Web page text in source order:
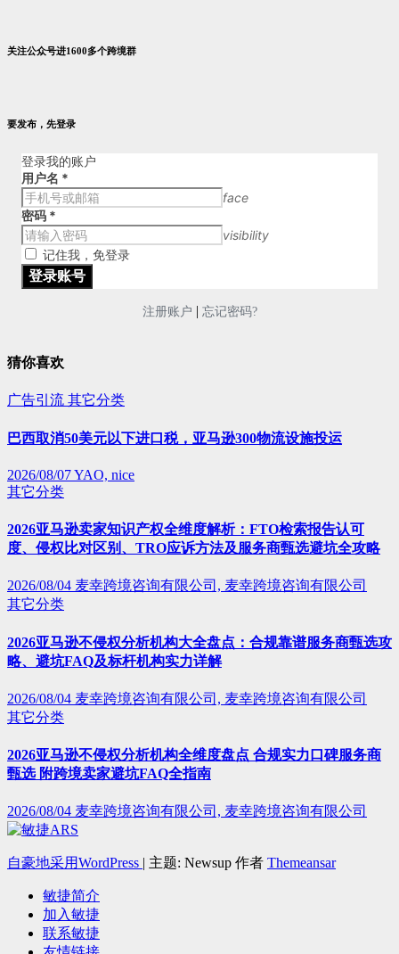
关注公众号进1600多个跨境群
要发布，先登录
登录我的账户
用户名 *
face
密码 *
visibility
记住我，免登录
注册账户 | 忘记密码?
猜你喜欢
广告引流 其它分类
巴西取消50美元以下进口税，亚马逊300物流设施投运
2026/08/07YAO, nice
其它分类
2026亚马逊卖家知识产权全维度解析：FTO检索报告认可
度、侵权比对区别、TRO应诉方法及服务商甄选避坑全攻略
2026/08/04 麦幸跨境咨询有限公司, 麦幸跨境咨询有限公司
其它分类
2026亚马逊不侵权分析机构大全盘点：合规靠谱服务商甄选攻
略、避坑FAQ及标杆机构实力详解
2026/08/04 麦幸跨境咨询有限公司, 麦幸跨境咨询有限公司
其它分类
2026亚马逊不侵权分析机构全维度盘点 合规实力口碑服务商
甄选 附跨境卖家避坑FAQ全指南
2026/08/04 麦幸跨境咨询有限公司, 麦幸跨境咨询有限公司
自豪地采用WordPress | 主题: Newsup 作者 Themeansar
敏捷简介
加入敏捷
联系敏捷